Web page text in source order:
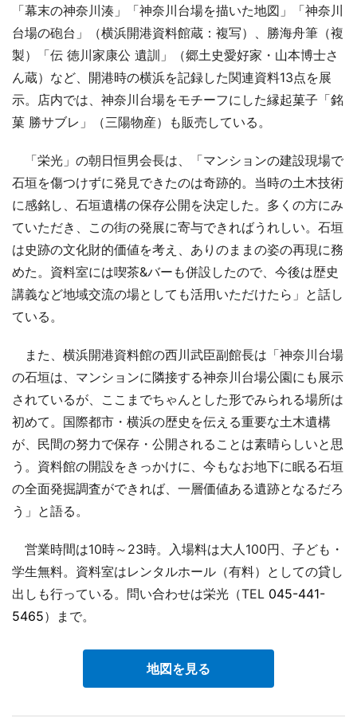
「幕末の神奈川湊」「神奈川台場を描いた地図」「神奈川
台場の砲台」（横浜開港資料館蔵：複写）、勝海舟筆（複
製）「伝 徳川家康公 遺訓」（郷土史愛好家・山本博士さ
ん蔵）など、開港時の横浜を記録した関連資料13点を展
示。店内では、神奈川台場をモチーフにした縁起菓子「銘
菓 勝サブレ」（三陽物産）も販売している。
「栄光」の朝日恒男会長は、「マンションの建設現場で
石垣を傷つけずに発見できたのは奇跡的。当時の土木技術
に感銘し、石垣遺構の保存公開を決定した。多くの方にみ
ていただき、この街の発展に寄与できればうれしい。石垣
は史跡の文化財的価値を考え、ありのままの姿の再現に務
めた。資料室には喫茶&バーも併設したので、今後は歴史
講義など地域交流の場としても活用いただけたら」と話し
ている。
また、横浜開港資料館の西川武臣副館長は「神奈川台場
の石垣は、マンションに隣接する神奈川台場公園にも展示
されているが、ここまでちゃんとした形でみられる場所は
初めて。国際都市・横浜の歴史を伝える重要な土木遺構
が、民間の努力で保存・公開されることは素晴らしいと思
う。資料館の開設をきっかけに、今もなお地下に眠る石垣
の全面発掘調査ができれば、一層価値ある遺跡となるだろ
う」と語る。
営業時間は10時～23時。入場料は大人100円、子ども・
学生無料。資料室はレンタルホール（有料）としての貸し
出しも行っている。問い合わせは栄光（TEL 045-441-
5465）まで。
地図を見る